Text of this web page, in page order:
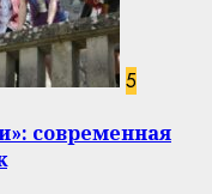
5
современная